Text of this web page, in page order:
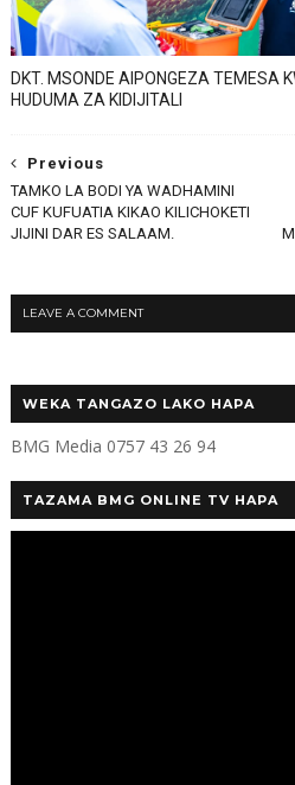
DKT. MSONDE AIPONGEZA TEMESA
HUDUMA ZA KIDIJITALI
Previous
TAMKO LA BODI YA WADHAMINI
CUF KUFUATIA KIKAO KILICHOKETI
JIJINI DAR ES SALAAM.
LEAVE A COMMENT
WEKA TANGAZO LAKO HAPA
BMG Media 0757 43 26 94
TAZAMA BMG ONLINE TV HAPA